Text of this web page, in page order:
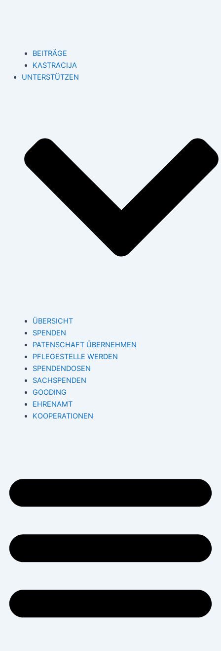
BEITRÄGE
KASTRACIJA
UNTERSTÜTZEN
ÜBERSICHT
SPENDEN
PATENSCHAFT ÜBERNEHMEN
PFLEGESTELLE WERDEN
SPENDENDOSEN
SACHSPENDEN
GOODING
EHRENAMT
KOOPERATIONEN